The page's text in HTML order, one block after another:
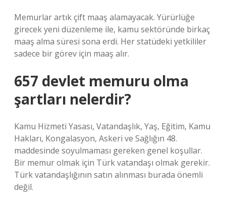
Memurlar artık çift maaş alamayacak. Yürürlüğe
girecek yeni düzenleme ile, kamu sektöründe birkaç
maaş alma süresi sona erdi. Her statüdeki yetkililer
sadece bir görev için maaş alır.
657 devlet memuru olma
şartları nelerdir?
Kamu Hizmeti Yasası, Vatandaşlık, Yaş, Eğitim, Kamu
Hakları, Kongalasyon, Askeri ve Sağlığın 48.
maddesinde soyulmaması gereken genel koşullar.
Bir memur olmak için Türk vatandaşı olmak gerekir.
Türk vatandaşlığının satın alınması burada önemli
değil.